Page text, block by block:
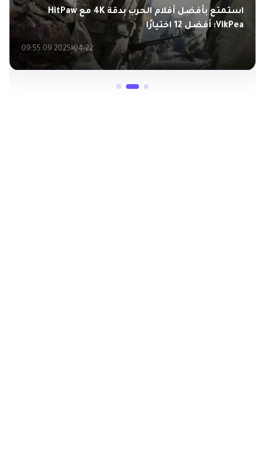
استمتع بأفضل أفلام الحرب بدقة 4K مع HitPaw
VikPea: أفضل 12 اختيارًا
2025-04-22 09:55:09